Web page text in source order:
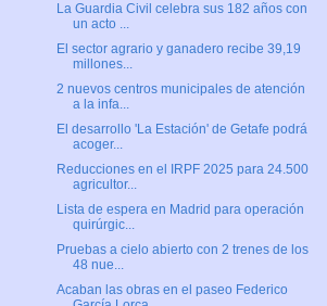
La Guardia Civil celebra sus 182 años con
un acto ...
El sector agrario y ganadero recibe 39,19
millones...
2 nuevos centros municipales de atención
a la infa...
El desarrollo 'La Estación' de Getafe podrá
acoger...
Reducciones en el IRPF 2025 para 24.500
agricultor...
Lista de espera en Madrid para operación
quirúrgic...
Pruebas a cielo abierto con 2 trenes de los
48 nue...
Acaban las obras en el paseo Federico